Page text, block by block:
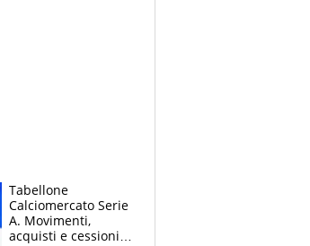
Tabellone
Calciomercato Serie
A. Movimenti,
acquisti e cessioni: